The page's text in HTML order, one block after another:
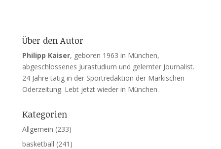
Über den Autor
Philipp Kaiser, geboren 1963 in München,
abgeschlossenes Jurastudium und gelernter Journalist.
24 Jahre tätig in der Sportredaktion der Märkischen
Oderzeitung. Lebt jetzt wieder in München.
Kategorien
Allgemein (233)
basketball (241)